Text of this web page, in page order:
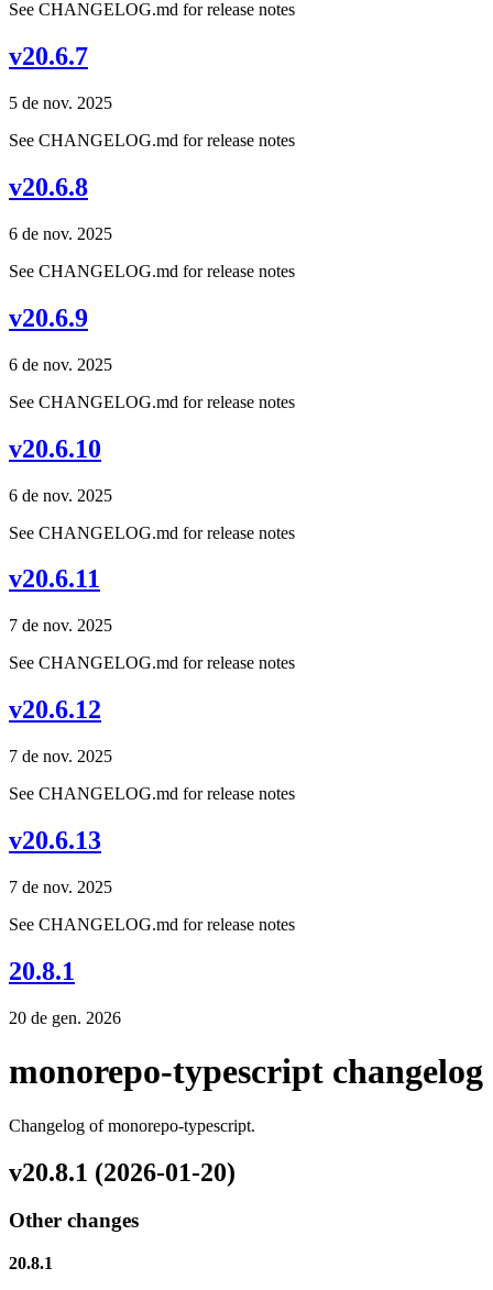
See CHANGELOG.md for release notes
v20.6.7
5 de nov. 2025
See CHANGELOG.md for release notes
v20.6.8
6 de nov. 2025
See CHANGELOG.md for release notes
v20.6.9
6 de nov. 2025
See CHANGELOG.md for release notes
v20.6.10
6 de nov. 2025
See CHANGELOG.md for release notes
v20.6.11
7 de nov. 2025
See CHANGELOG.md for release notes
v20.6.12
7 de nov. 2025
See CHANGELOG.md for release notes
v20.6.13
7 de nov. 2025
See CHANGELOG.md for release notes
20.8.1
20 de gen. 2026
monorepo-typescript changelog
Changelog of monorepo-typescript.
v20.8.1 (2026-01-20)
Other changes
20.8.1